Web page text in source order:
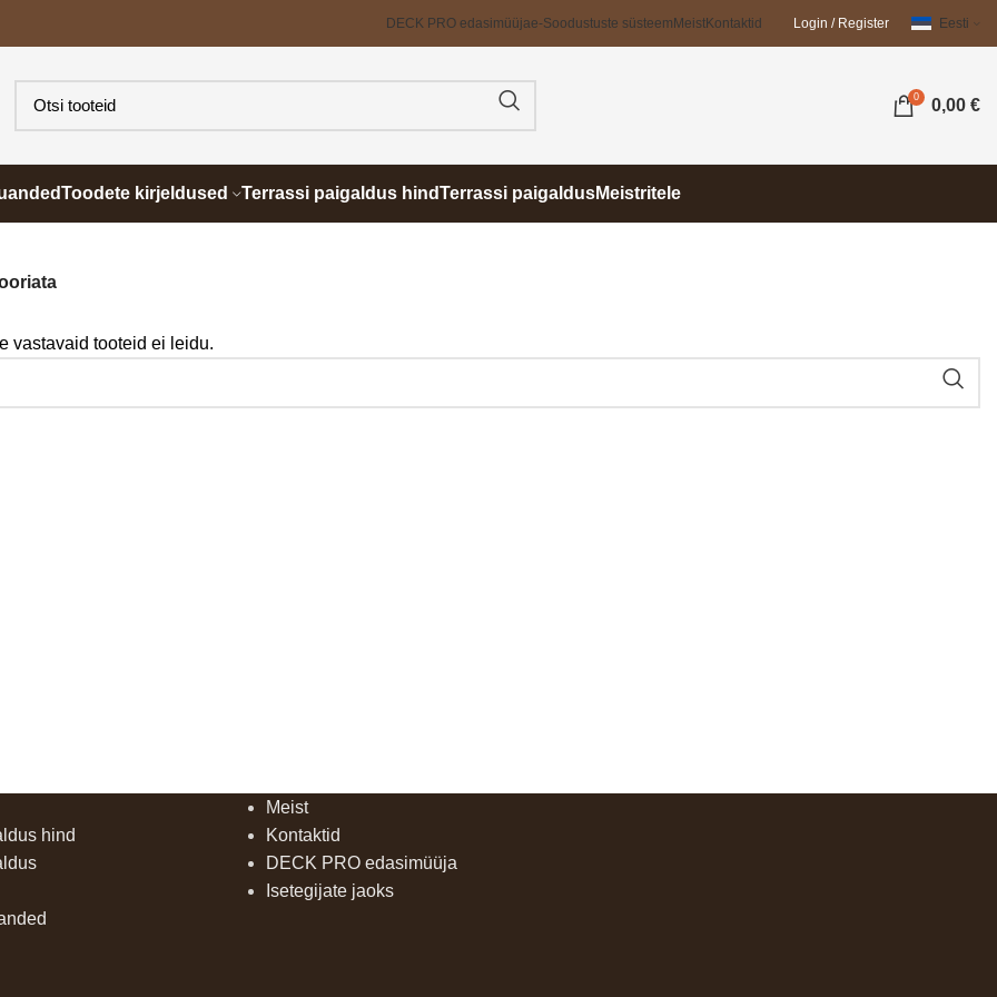
DECK PRO edasimüüjae-Soodustuste süsteem MeistKontaktid Login / Register Eesti
0 0,00 €
Toodete kirjeldused Terrassi paigaldus hindTerrassi paigaldusMeistritele
vastavaid tooteid ei leidu.
hind
Meist
Kontaktid
DECK PRO edasimüüja
Isetegijate jaoks